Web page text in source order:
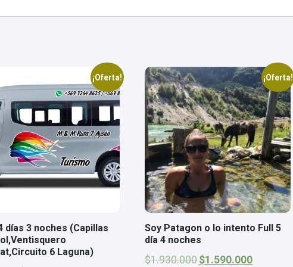
¡Oferta!
días 3 noches (Capillas
6 Laguna)
¡Oferta!
Soy Patagon o lo intento Full 5
día 4 noches
$1.930.000 El
$1.590.000El